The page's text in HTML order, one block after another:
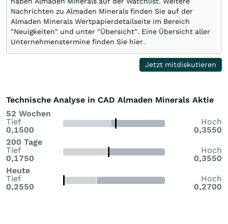
Nachrichten zu Almaden Minerals finden Sie auf der
Almaden Minerals Wertpapierdetailseite im Bereich
"Neuigkeiten" und unter "Übersicht". Eine Übersicht aller
Unternehmenstermine finden Sie hier.
Jetzt mitdiskutieren
Technische Analyse in CAD Almaden Minerals Aktie
52 Wochen
Tief
0,1500
Hoch
0,3550
200 Tage
Tief
0,1750
Hoch
0,3550
Heute
Tief
0,2550
Hoch
0,2700